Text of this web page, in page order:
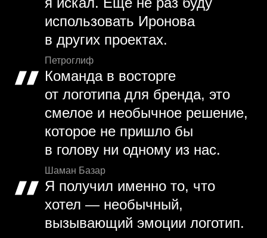
использовать Иронова
в других проектах.
Петроглиф
Команда в восторге
от логотипа для бренда, это
смелое и необычное решение,
которое не пришло бы
в голову ни одному из нас.
Шаман Базар
Я получил именно то, что
хотел — необычный,
вызывающий эмоции логотип.